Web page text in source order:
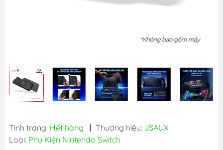
Tình trạng: Hết hàng | Thương hiệu: JSAUX
Loại: Phụ Kiện Nintendo Switch